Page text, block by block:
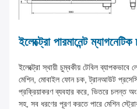
ইলেক্ট্রো পারমানেন্ট
ইলেক্ট্রো স্থায়ী চুম্বকীয় টেবিল ব্যাপকভাবে
মেশিন, মোবাইল ফোন চক, ট্রানআউট
প্রক্রিয়াকরণ ব্যবহার করে, ভিতরে চলন্ত
সহ, সব ধরণের পূরণ করতে পারে মেশিন